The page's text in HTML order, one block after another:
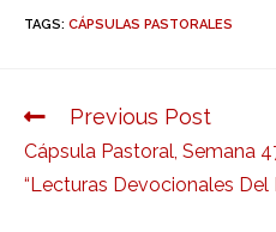
TAGS: CÁPSULAS PASTORALES
Previous Post
Cápsula Pastoral, Semana
“Lecturas Devocionales Del